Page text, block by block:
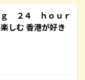
２４ ｈｏｕｒ
しむ 香港が好き